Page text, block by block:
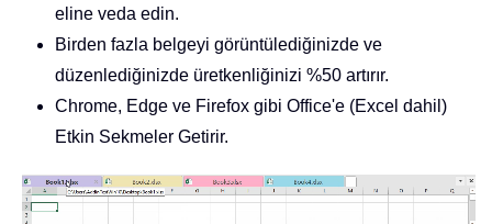
eline veda edin.
Birden fazla belgeyi görüntülediğinizde ve
düzenlediğinizde üretkenliğinizi %50 artırır.
Chrome, Edge ve Firefox gibi Office'e (Excel dahil)
Etkin Sekmeler Getirir.